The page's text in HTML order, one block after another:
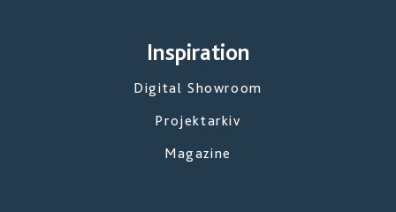
Inspiration
Digital Showroom
Projektarkiv
Magazine